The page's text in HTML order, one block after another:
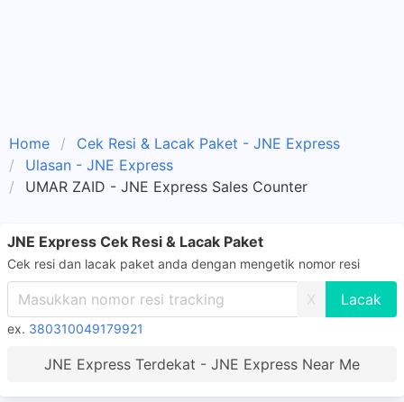
Home
Cek Resi & Lacak Paket - JNE Express
Ulasan - JNE Express
UMAR ZAID - JNE Express Sales Counter
JNE Express Cek Resi & Lacak Paket
Cek resi dan lacak paket anda dengan mengetik nomor resi
X
ex. 380310049179921
JNE Express Terdekat - JNE Express Near Me